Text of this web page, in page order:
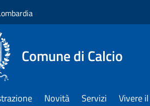
Comune di Calcio
Novità Servizi Vivere